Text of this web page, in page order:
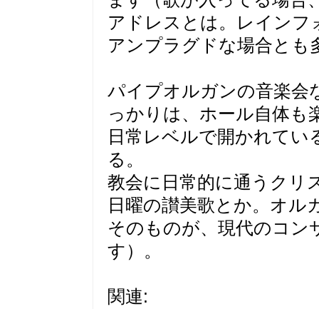
アドレスとは。レインフ
アンプラグドな場合とも
パイプオルガンの音楽会
っかりは、ホール自体も
日常レベルで開かれて
る。
教会に日常的に通うクリ
日曜の讃美歌とか。オル
そのものが、現代のコン
す）。
関連: